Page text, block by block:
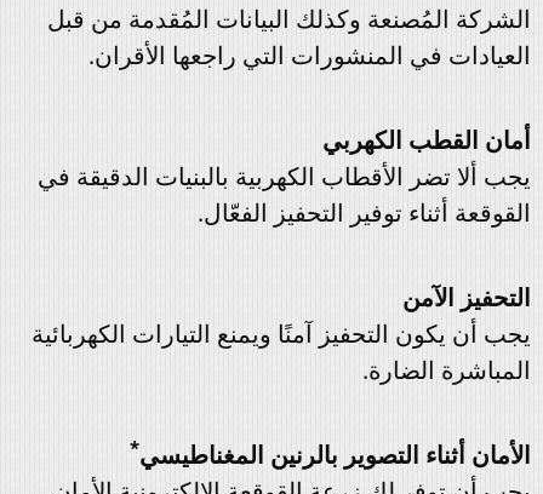
الشركة المُصنعة وكذلك البيانات المُقدمة من قبل
العيادات في المنشورات التي راجعها الأقران.
أمان القطب الكهربي
يجب ألا تضر الأقطاب الكهربية بالبنيات الدقيقة في
القوقعة أثناء توفير التحفيز الفعّال.
التحفيز الآمن
يجب أن يكون التحفيز آمنًا ويمنع التيارات الكهربائية
المباشرة الضارة.
الأمان أثناء التصوير بالرنين المغناطيسي*